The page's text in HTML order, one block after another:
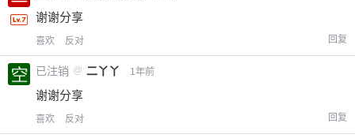
谢谢分享
喜欢 反对 回复
已注销 @ 二丫丫 1年前
谢谢分享
喜欢 反对 回复